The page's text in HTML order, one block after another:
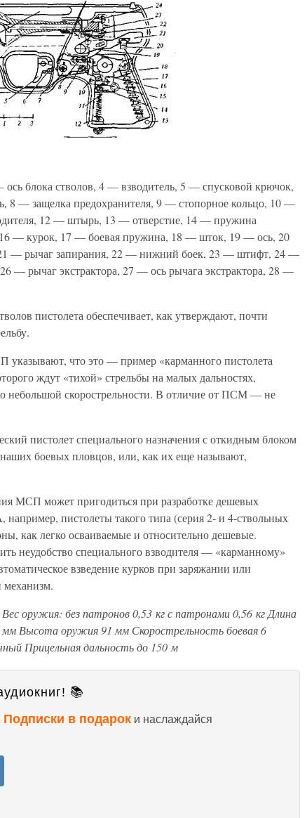
блока стволов, 4 — взводитель, 5 — спусковой крючок,
8 — защелка предохранителя, 9 — стопорное кольцо, 10 —
12 — штырь, 13 — отверстие, 14 — пружина
— курок, 17 — боевая пружина, 18 — шток, 19 — ось, 20
— рычаг запирания, 22 — нижний боек, 23 — штифт, 24 —
— рычаг экстрактора, 27 — ось рычага экстрактора, 28 —
пистолета обеспечивает, как утверждают, почти
указывают, что это — пример «карманного пистолета
ждут «тихой» стрельбы на малых дальностях,
небольшой скорострельности. В отличие от ПСМ — не
пистолет специального назначения с откидным блоком
боевых пловцов, или, как их еще называют,
МСП может пригодиться при разработке дешевых
пистолеты такого типа (серия 2- и 4-ствольных
как легко осваиваемые и относительно дешевые.
неудобство специального взводителя — «карманному»
взведение курков при заряжании или
механизм.
Вес оружия: без патронов0,53 кгс патронами0,56 кг Длина
мм Высота оружия 91 мм Скорострельность боевая6
Прицельная дальностьдо 150 м
📚
в подарок и наслаждайся